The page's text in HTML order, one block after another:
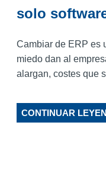
solo
Cambiar de ERP es
miedo dan al
alargan, costes que
CONTINUAR